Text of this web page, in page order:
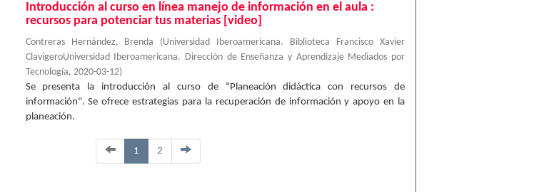
Introducción al curso en línea manejo de información en el aula :
recursos para potenciar tus materias [video]
Contreras Hernández, Brenda (Universidad Iberoamericana. Biblioteca Francisco Xavier
ClavigeroUniversidad Iberoamericana. Dirección de Enseñanza y Aprendizaje Mediados por
Tecnología, 2020-03-12)
Se presenta la introducción al curso de "Planeación didáctica con recursos de
información". Se ofrece estrategias para la recuperación de información y apoyo en la
planeación.
1 2